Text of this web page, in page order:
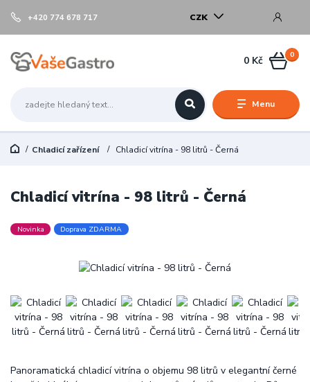
Menu
CZK
+420 774 678 717
0
0 Kč
Chladicí zařízení Chladicí vitrína - 98 litrů - Černá
Chladicí vitrína - 98 litrů - Černá
Novinka Doprava ZDARMA
Panoramatická chladicí vitrína o objemu 98 litrů v elegantní černé